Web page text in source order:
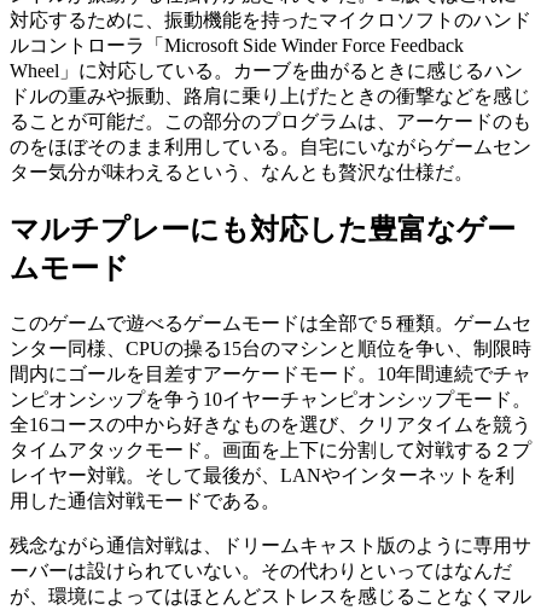
対応するために、振動機能を持ったマイクロソフトのハンド
ルコントローラ「Microsoft Side Winder Force Feedback
Wheel」に対応している。カーブを曲がるときに感じるハン
ドルの重みや振動、路肩に乗り上げたときの衝撃などを感じ
ることが可能だ。この部分のプログラムは、アーケードのも
のをほぼそのまま利用している。自宅にいながらゲームセン
ター気分が味わえるという、なんとも贅沢な仕様だ。
マルチプレーにも対応した豊富なゲー
ムモード
このゲームで遊べるゲームモードは全部で５種類。ゲームセ
ンター同様、CPUの操る15台のマシンと順位を争い、制限時
間内にゴールを目差すアーケードモード。10年間連続でチャ
ンピオンシップを争う10イヤーチャンピオンシップモード。
全16コースの中から好きなものを選び、クリアタイムを競う
タイムアタックモード。画面を上下に分割して対戦する２プ
レイヤー対戦。そして最後が、LANやインターネットを利
用した通信対戦モードである。
残念ながら通信対戦は、ドリームキャスト版のように専用サ
ーバーは設けられていない。その代わりといってはなんだ
が、環境によってはほとんどストレスを感じることなくマル